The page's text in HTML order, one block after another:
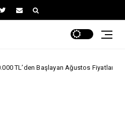
Ağustos Fiyatlarını Duyurdu